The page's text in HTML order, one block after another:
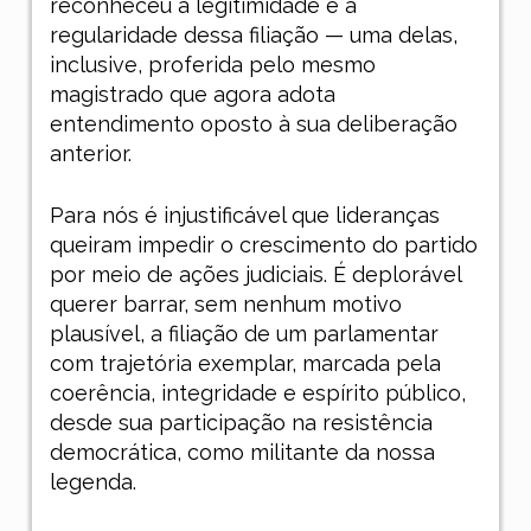
reconheceu a legitimidade e a
regularidade dessa filiação — uma delas,
inclusive, proferida pelo mesmo
magistrado que agora adota
entendimento oposto à sua deliberação
anterior.
Para nós é injustificável que lideranças
queiram impedir o crescimento do partido
por meio de ações judiciais. É deplorável
querer barrar, sem nenhum motivo
plausível, a filiação de um parlamentar
com trajetória exemplar, marcada pela
coerência, integridade e espírito público,
desde sua participação na resistência
democrática, como militante da nossa
legenda.